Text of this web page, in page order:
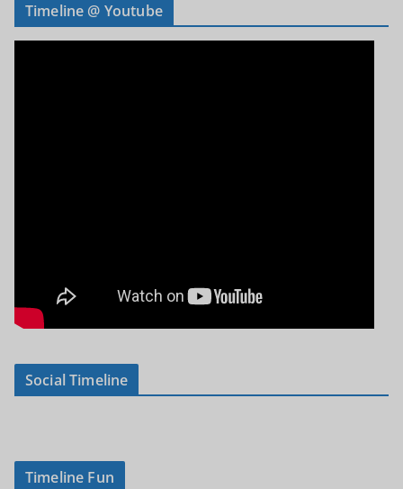
Timeline @ Youtube
Social Timeline
Timeline Fun